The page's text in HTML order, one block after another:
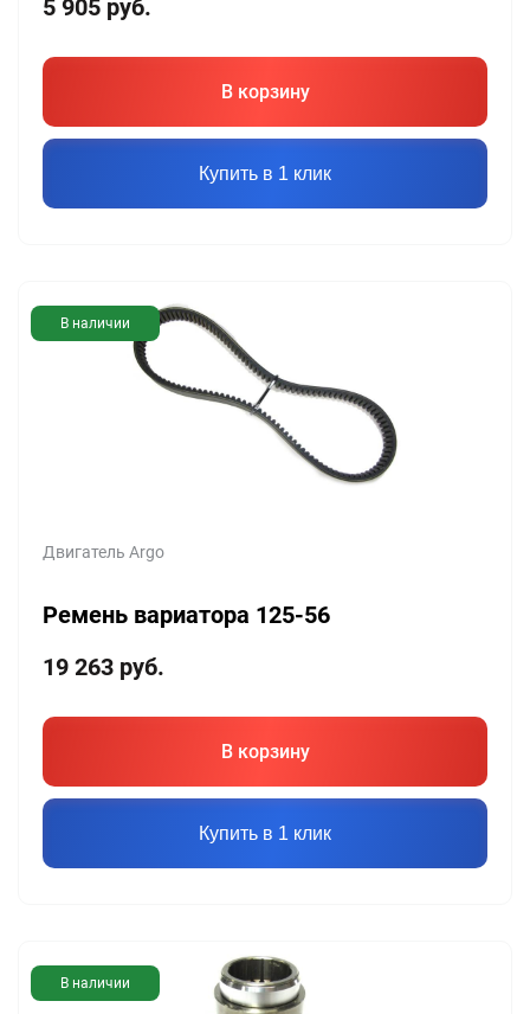
5 905 руб.
В корзину
Купить в 1 клик
В наличии
Двигатель Argo
Ремень вариатора 125-56
19 263 руб.
В корзину
Купить в 1 клик
В наличии